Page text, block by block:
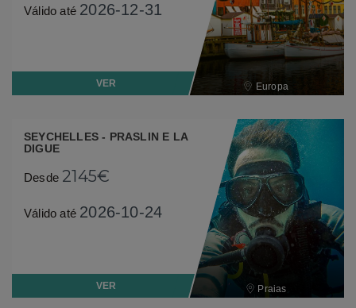
Europa
Válido até 2026-12-31
VER
Praias
SEYCHELLES - PRASLIN E LA
DIGUE
Desde 2145€
Válido até 2026-10-24
VER